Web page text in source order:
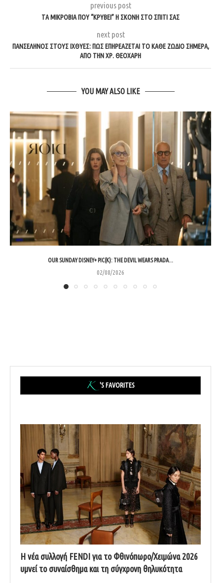
previous post
ΤΑ ΜΙΚΡΌΒΙΑ ΠΟΥ “ΚΡΎΒΕΙ” Η ΣΚΌΝΗ ΣΤΟ ΣΠΊΤΙ ΣΑΣ
next post
ΠΑΝΣΈΛΗΝΟΣ ΣΤΟΥΣ ΙΧΘΎΕΣ: ΠΏΣ ΕΠΗΡΕΆΖΕΤΑΙ ΤΟ ΚΆΘΕ ΖΏΔΙΟ ΣΉΜΕΡΑ,
ΑΠΌ ΤΗΝ ΧΡ. ΘΕΟΧΆΡΗ
YOU MAY ALSO LIKE
OUR SUNDAY DISNEY+ PIC(K): THE DEVIL WEARS PRADA...
02/08/2026
'S FAVORITES
Η νέα συλλογή FENDI για το Φθινόπωρο/Χειμώνα 2026
υμνεί το συναίσθημα και τη σύγχρονη θηλυκότητα